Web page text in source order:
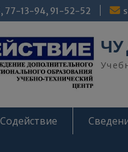
77-13-94, 91-52-52
ЧУ
Содействие